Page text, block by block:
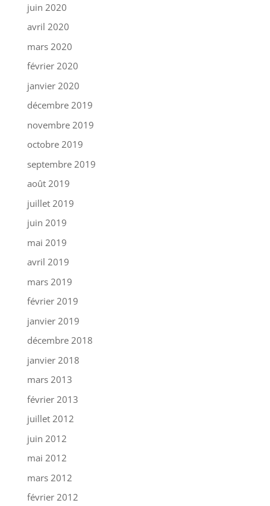
juin 2020
avril 2020
mars 2020
février 2020
janvier 2020
décembre 2019
novembre 2019
octobre 2019
septembre 2019
août 2019
juillet 2019
juin 2019
mai 2019
avril 2019
mars 2019
février 2019
janvier 2019
décembre 2018
janvier 2018
mars 2013
février 2013
juillet 2012
juin 2012
mai 2012
mars 2012
février 2012